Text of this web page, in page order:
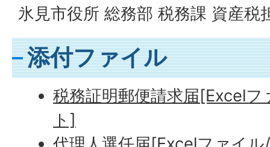
氷見市役所 総務部 税務課 資産税
添付ファイル
税務証明郵便請求届[Excel
ト]